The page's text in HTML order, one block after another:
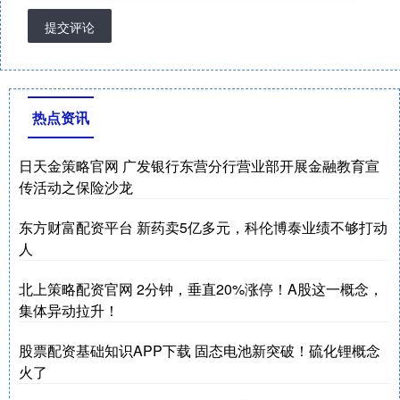
提交评论
热点资讯
日天金策略官网 广发银行东营分行营业部开展金融教育宣
传活动之保险沙龙
东方财富配资平台 新药卖5亿多元，科伦博泰业绩不够打动
人
北上策略配资官网 2分钟，垂直20%涨停！A股这一概念，
集体异动拉升！
股票配资基础知识APP下载 固态电池新突破！硫化锂概念
火了